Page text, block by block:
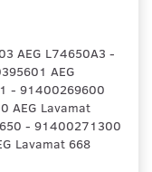
AEG L74650A3 -
AEG
- 91400269600
AEG Lavamat
- 91400271300
Lavamat 668